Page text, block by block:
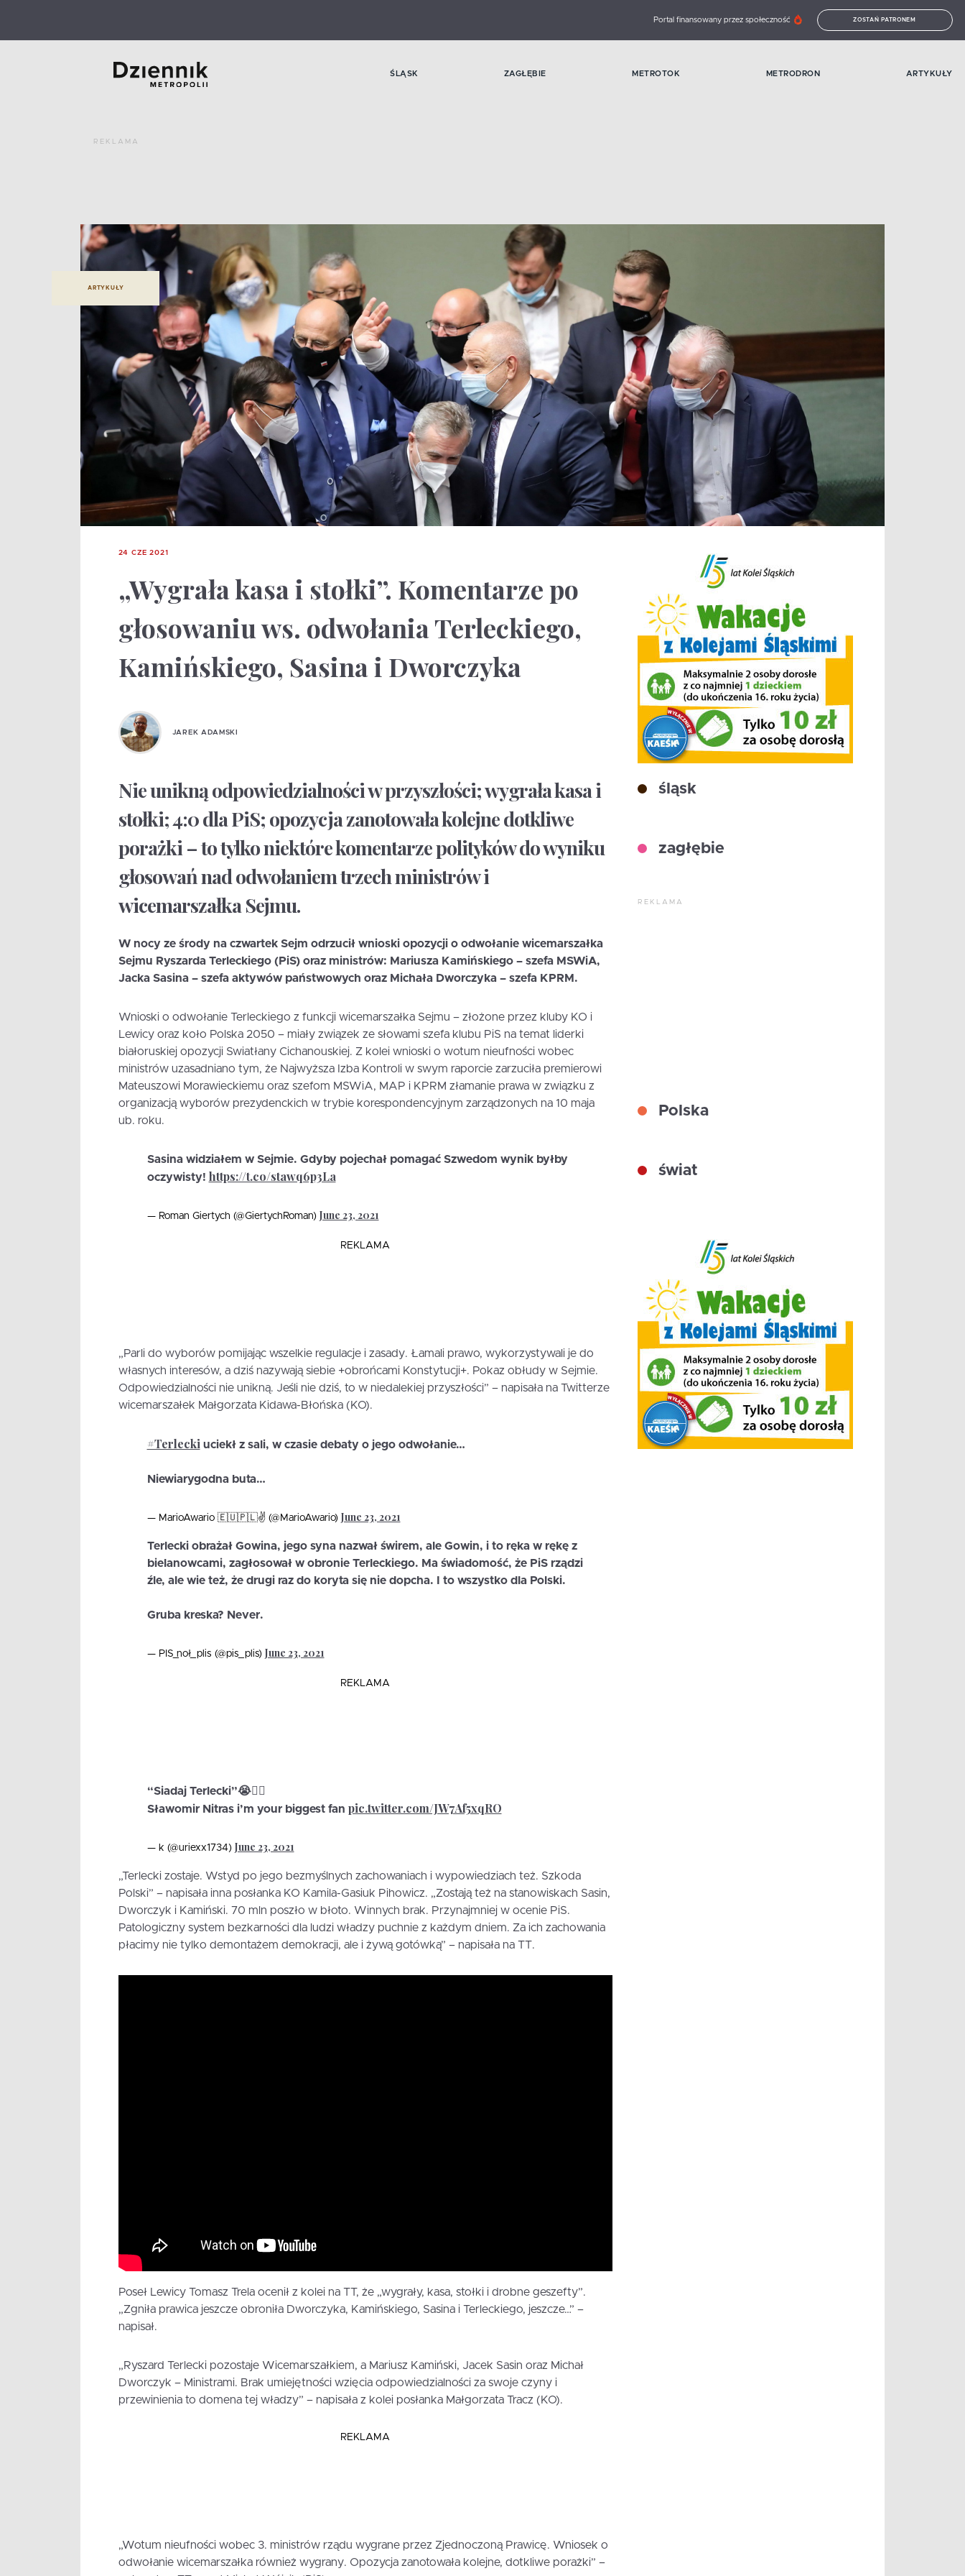
Portal finansowany przez społeczność ZOSTAŃ PATRONEM
ŚLĄSK ZAGŁĘBIE METROTOK METRODRON ARTYKUŁY
REKLAMA
ARTYKUŁY
24 CZE 2021
„Wygrała kasa i stołki”. Komentarze po
głosowaniu ws. odwołania Terleckiego,
Kamińskiego, Sasina i Dworczyka
JAREK ADAMSKI
Nie unikną odpowiedzialności w przyszłości; wygrała kasa i
stołki; 4:0 dla PiS; opozycja zanotowała kolejne dotkliwe
porażki – to tylko niektóre komentarze polityków do wyniku
głosowań nad odwołaniem trzech ministrów i
wicemarszałka Sejmu.
W nocy ze środy na czwartek Sejm odrzucił wnioski opozycji o odwołanie wicemarszałka
Sejmu Ryszarda Terleckiego (PiS) oraz ministrów: Mariusza Kamińskiego – szefa MSWiA,
Jacka Sasina – szefa aktywów państwowych oraz Michała Dworczyka – szefa KPRM.
Wnioski o odwołanie Terleckiego z funkcji wicemarszałka Sejmu – złożone przez kluby KO i
Lewicy oraz koło Polska 2050 – miały związek ze słowami szefa klubu PiS na temat liderki
białoruskiej opozycji Swiatłany Cichanouskiej. Z kolei wnioski o wotum nieufności wobec
ministrów uzasadniano tym, że Najwyższa Izba Kontroli w swym raporcie zarzuciła premierowi
Mateuszowi Morawieckiemu oraz szefom MSWiA, MAP i KPRM złamanie prawa w związku z
organizacją wyborów prezydenckich w trybie korespondencyjnym zarządzonych na 10 maja
ub. roku.
Sasina widziałem w Sejmie. Gdyby pojechał pomagać Szwedom wynik byłby
oczywisty! https://t.co/stawq6p3La
— Roman Giertych (@GiertychRoman) June 23, 2021
REKLAMA
„Parli do wyborów pomijając wszelkie regulacje i zasady. Łamali prawo, wykorzystywali je do
własnych interesów, a dziś nazywają siebie +obrońcami Konstytucji+. Pokaz obłudy w Sejmie.
Odpowiedzialności nie unikną. Jeśli nie dziś, to w niedalekiej przyszłości” – napisała na Twitterze
wicemarszałek Małgorzata Kidawa-Błońska (KO).
#Terleckiuciekł z sali, w czasie debaty o jego odwołanie…
Niewiarygodna buta…
— MarioAwario 🇪🇺🇵🇱✌️ (@MarioAwario) June 23, 2021
Terlecki obrażał Gowina, jego syna nazwał świrem, ale Gowin, i to ręka w rękę z
bielanowcami, zagłosował w obronie Terleckiego. Ma świadomość, że PiS rządzi
źle, ale wie też, że drugi raz do koryta się nie dopcha. I to wszystko dla Polski.
Gruba kreska? Never.
— PIS_noł_plis (@pis_plis) June 23, 2021
REKLAMA
“Siadaj Terlecki”😭🖐🏻
Sławomir Nitras i’m your biggest fan pic.twitter.com/JW7Af5xqRO
— k (@uriexx1734) June 23, 2021
„Terlecki zostaje. Wstyd po jego bezmyślnych zachowaniach i wypowiedziach też. Szkoda
Polski” – napisała inna posłanka KO Kamila-Gasiuk Pihowicz. „Zostają też na stanowiskach Sasin,
Dworczyk i Kamiński. 70 mln poszło w błoto. Winnych brak. Przynajmniej w ocenie PiS.
Patologiczny system bezkarności dla ludzi władzy puchnie z każdym dniem. Za ich zachowania
płacimy nie tylko demontażem demokracji, ale i żywą gotówką” – napisała na TT.
Poseł Lewicy Tomasz Trela ocenił z kolei na TT, że „wygrały, kasa, stołki i drobne geszefty”.
„Zgniła prawica jeszcze obroniła Dworczyka, Kamińskiego, Sasina i Terleckiego, jeszcze…” –
napisał.
„Ryszard Terlecki pozostaje Wicemarszałkiem, a Mariusz Kamiński, Jacek Sasin oraz Michał
Dworczyk – Ministrami. Brak umiejętności wzięcia odpowiedzialności za swoje czyny i
przewinienia to domena tej władzy” – napisała z kolei posłanka Małgorzata Tracz (KO).
REKLAMA
„Wotum nieufności wobec 3. ministrów rządu wygrane przez Zjednoczoną Prawicę. Wniosek o
odwołanie wicemarszałka również wygrany. Opozycja zanotowała kolejne, dotkliwe porażki” –
śląsk
zagłębie
REKLAMA
Polska
świat